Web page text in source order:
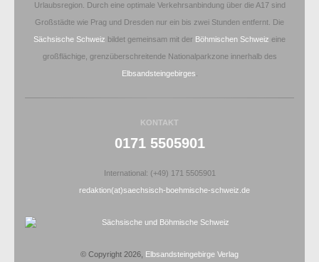
Urlaubsregion. Durch eine optimale Verkehrsanbindung über die A17 sind
Großstädte wie Prag und Dresden nur ein bis zwei Stunden entfernt. Die
Sächsische Schweiz bildet gemeinsam mit der Böhmischen Schweiz eine
großflächige, grenzüberschreitende Nationalparkzone innerhalb des
Elbsandsteingebirges
KONTAKT
0171 5505901
International: (+49) 171 5505901
redaktion(at)saechsisch-boehmische-schweiz.de
© Copyright 2026, Elbsandsteingebirge Verlag